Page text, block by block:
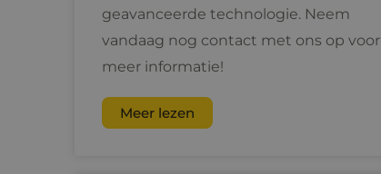
geavanceerde technologie. Neem
vandaag nog contact met ons op voor
meer informatie!
Meer lezen